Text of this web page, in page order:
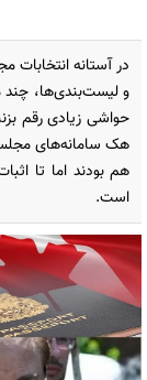
در آستانه
و لیست‌بندی‌‌ها،
حواشی زیادی رقم
هک سامانه‌های
هم بودند اما تا
است.